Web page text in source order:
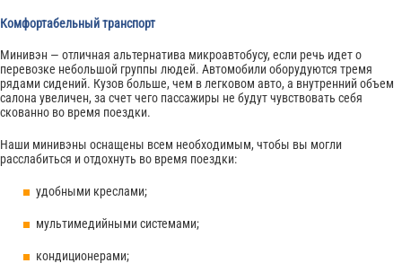
Комфортабельный транспорт
Минивэн — отличная альтернатива микроавтобусу, если речь идет о
перевозке небольшой группы людей. Автомобили оборудуются тремя
рядами сидений. Кузов больше, чем в легковом авто, а внутренний объем
салона увеличен, за счет чего пассажиры не будут чувствовать себя
скованно во время поездки.
Наши минивэны оснащены всем необходимым, чтобы вы могли
расслабиться и отдохнуть во время поездки:
удобными креслами;
мультимедийными системами;
кондиционерами;